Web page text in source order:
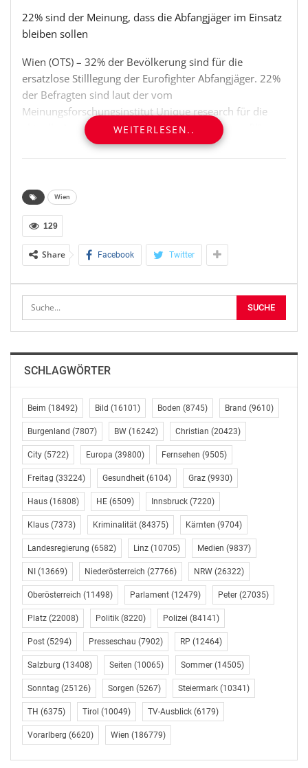
22% sind der Meinung, dass die Abfangjäger im Einsatz
bleiben sollen
Wien (OTS) – 32% der Bevölkerung sind für die
ersatzlose Stilllegung der Eurofighter Abfangjäger. 22%
der Befragten sind laut der vom
Meinungsforschungsinstitut Unique research für die
aktuelle Ausgabe des Nachrichtenmagazins „profil“
durchgeführten Umfrage hingegen der Meinung, dass
die Eurofighter weiterhin im Einsatz bleiben sollen. 24%
ersetzt werden sollen. 23% der Befragten hatten dazu
„profil“-Redaktion, Tel.: (01) 534 70 DW 3556
OTS-ORIGINALTEXT PRESSEAUSSENDUNG UNTER
AUSSCHLIESSLICHER INHALTLICHER VERANTWORTUNG
DES AUSSENDERS. www.ots.at
© Copyright APA-OTS Originaltext-Service GmbH und
der jeweilige Aussender
Gefällt mir:
Ähnliche Beiträge
Bundesheer: Saab-105-
Flotte wird monatelang
ausfallen
November 29, 2019
In "Politik"
NEOS zu Eurofighter:
Wer übernimmt jetzt
die politische
Verantwortung?
Bernhard/Hoyos: „ÖVP
und FPÖ haben den
größten
österreichischen
Korruptionsskandal
verursacht. Ihretwegen
sind 183 Millionen Euro
Steuergeld dahin.“
Wien (OTS) - „Es wird
Zeit, dass die
Volkspartei endlich ihre
politische
Verantwortung für den
größten
österreichischen
Korruptionsskandal
übernimmt“, sagt
NEOS-
November 12, 2020
In "Politik"
Bundesheer:
Überschalltraining der
österreichischen
Luftstreitkräfte
WEITERLESEN..
Wien
129
Share Facebook Twitter
SCHLAGWÖRTER
Beim (18492) Bild (16101) Boden (8745) Brand (9610)
Burgenland (7807) BW (16242) Christian (20423)
City (5722) Europa (39800) Fernsehen (9505)
Freitag (33224) Gesundheit (6104) Graz (9930)
Haus (16808) HE (6509) Innsbruck (7220)
Klaus (7373) Kriminalität (84375) Kärnten (9704)
Landesregierung (6582) Linz (10705) Medien (9837)
NI (13669) Niederösterreich (27766) NRW (26322)
Oberösterreich (11498) Parlament (12479) Peter (27035)
Platz (22008) Politik (8220) Polizei (84141)
Post (5294) Presseschau (7902) RP (12464)
Salzburg (13408) Seiten (10065) Sommer (14505)
Sonntag (25126) Sorgen (5267) Steiermark (10341)
TH (6375) Tirol (10049) TV-Ausblick (6179)
Vorarlberg (6620) Wien (186779)